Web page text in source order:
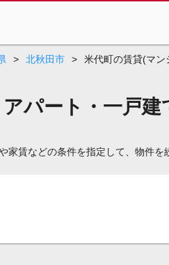
> 北秋田市 > 米代町の賃貸(マン
パート・一戸建
賃などの条件を指定して、物件を